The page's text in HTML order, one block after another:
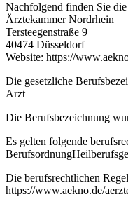
Nachfolgend finden Sie
Ärztekammer Nordrhein
Tersteegenstraße 9
40474 Düsseldorf
Website: https://
Die gesetzliche
Arzt
Die Berufsbezeichnung
Es gelten folgende
Die berufsrechtlichen
https://www.aekno.de/